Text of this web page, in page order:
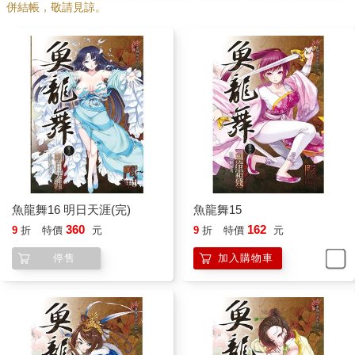
併結帳，敬請見諒。
魚龍舞16 明日天涯(完)
9 折 特價 360 元
停售
魚龍舞15
9 折 特價 162 元
加入購物車